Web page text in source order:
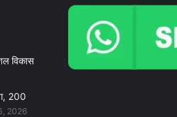
विकास
200
2026